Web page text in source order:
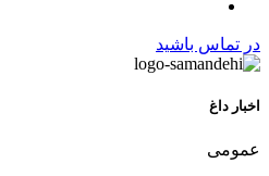
در تماس باشید
اخبار داغ
عمومی